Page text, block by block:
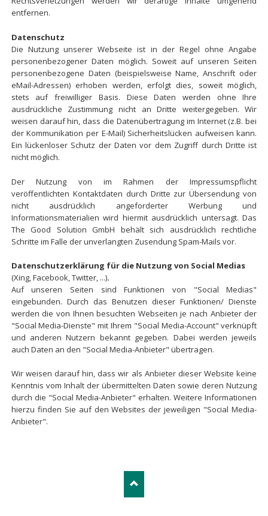
entfernen.
Datenschutz
Die Nutzung unserer Webseite ist in der Regel ohne Angabe
personenbezogener Daten möglich. Soweit auf unseren Seiten
personenbezogene Daten (beispielsweise Name, Anschrift oder
eMail-Adressen) erhoben werden, erfolgt dies, soweit möglich,
stets auf freiwilliger Basis. Diese Daten werden ohne Ihre
ausdrückliche Zustimmung nicht an Dritte weitergegeben. Wir
weisen darauf hin, dass die Datenübertragung im Internet (z.B. bei
der Kommunikation per E-Mail) Sicherheitslücken aufweisen kann.
Ein lückenloser Schutz der Daten vor dem Zugriff durch Dritte ist
nicht möglich.
Der Nutzung von im Rahmen der Impressumspflicht
veröffentlichten Kontaktdaten durch Dritte zur Übersendung von
nicht ausdrücklich angeforderter Werbung und
Informationsmaterialien wird hiermit ausdrücklich untersagt. Das
The Good Solution GmbH behält sich ausdrücklich rechtliche
Schritte im Falle der unverlangten Zusendung Spam-Mails vor.
Datenschutzerklärung für die Nutzung von Social Medias
(Xing, Facebook, Twitter, ...).
Auf unseren Seiten sind Funktionen von "Social Medias"
eingebunden. Durch das Benutzen dieser Funktionen/ Dienste
werden die von Ihnen besuchten Webseiten je nach Anbieter der
"Social Media-Dienste" mit Ihrem "Social Media-Account" verknüpft
und anderen Nutzern bekannt gegeben. Dabei werden jeweils
auch Daten an den "Social Media-Anbieter" übertragen.
Wir weisen darauf hin, dass wir als Anbieter dieser Website keine
Kenntnis vom Inhalt der übermittelten Daten sowie deren Nutzung
durch die "Social Media-Anbieter" erhalten. Weitere Informationen
hierzu finden Sie auf den Websites der jeweiligen "Social Media-
Anbieter".